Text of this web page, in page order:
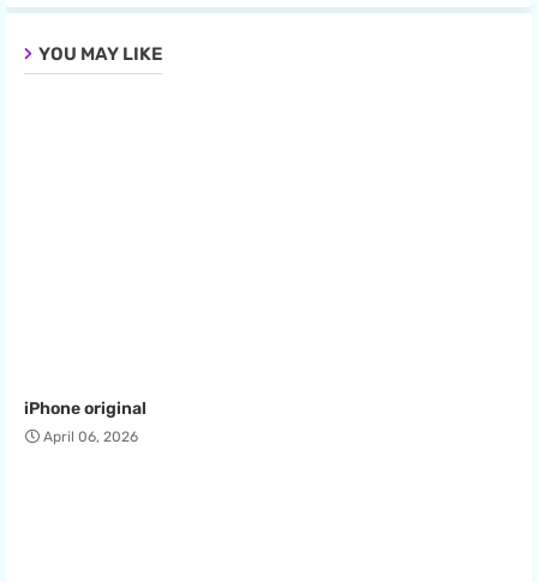
YOU MAY LIKE
iPhone original
April 06, 2026